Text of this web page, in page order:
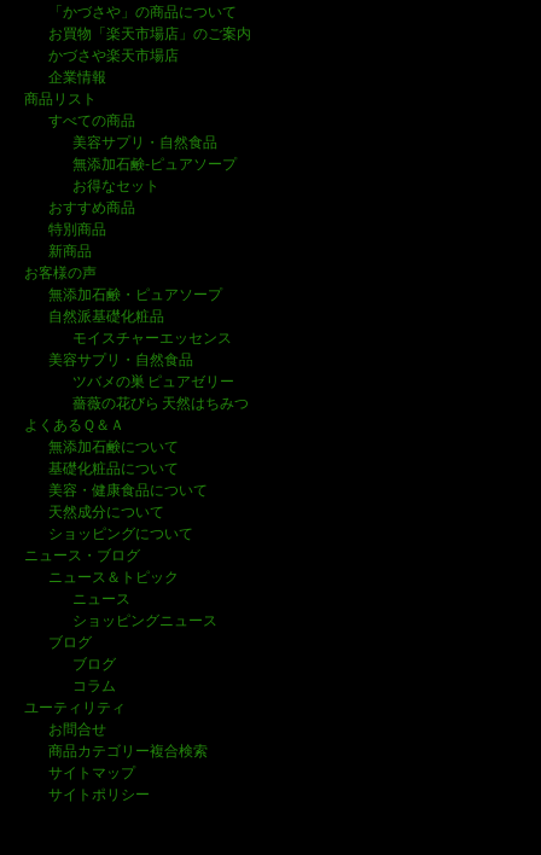
ョ
「かづさや」の商品について
お買物「楽天市場店」のご案内
かづさや楽天市場店
企業情報
商品リスト
すべての商品
美容サプリ・自然食品
無添加石鹸-ピュアソープ
お得なセット
おすすめ商品
特別商品
新商品
お客様の声
無添加石鹸・ピュアソープ
自然派基礎化粧品
モイスチャーエッセンス
美容サプリ・自然食品
ツバメの巣 ピュアゼリー
薔薇の花びら 天然はちみつ
よくあるＱ＆Ａ
無添加石鹸について
基礎化粧品について
美容・健康食品について
天然成分について
ショッピングについて
ニュース・ブログ
ニュース＆トピック
ニュース
ショッピングニュース
ブログ
ブログ
コラム
ユーティリティ
お問合せ
商品カテゴリー複合検索
サイトマップ
サイトポリシー